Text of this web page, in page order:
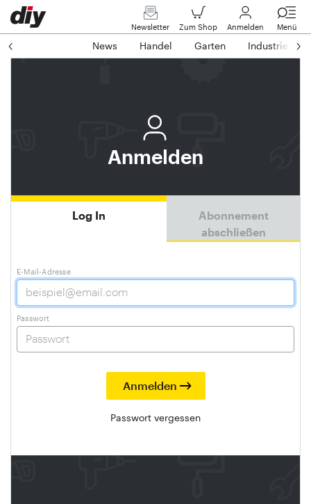
Newsletter Zum Shop Anmelden Menü
News Handel Garten Industrie
Anmelden
Log In
Abonnement
abschließen
E-Mail-Adresse
Passwort
Passwort vergessen